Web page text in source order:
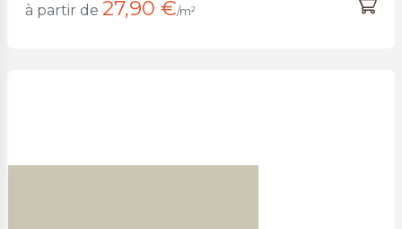
à partir de 27,90 €/m²